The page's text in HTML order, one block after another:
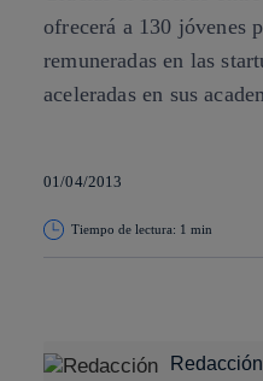
ofrecerá a 130 jóvenes
remuneradas en las
aceleradas en sus
01/04/2013
Tiempo de lectura: 1 min
Redacción